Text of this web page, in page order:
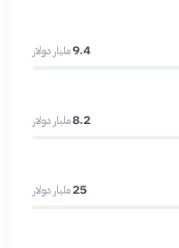
9.4مليار دولار
8.2مليار دولار
25مليار دولار